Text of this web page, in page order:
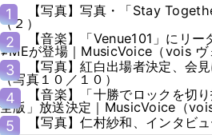
1
【写真】写真・「Stay
（２）
2
【音楽】「Venue101」にリ
≠MEが登場｜MusicVoice（vois ヴ
3
【写真】紅白出場者決定、会
（写真１０／１０）
4
【音楽】「十勝でロックを切
全版」放送決定｜MusicVoice（vois
5
【写真】仁村紗和、インタビ